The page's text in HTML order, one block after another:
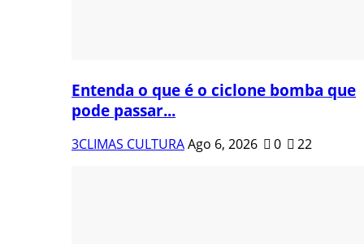
Entenda o que é o ciclone bomba que
pode passar...
3CLIMAS CULTURAAgo 6, 2026 0 22